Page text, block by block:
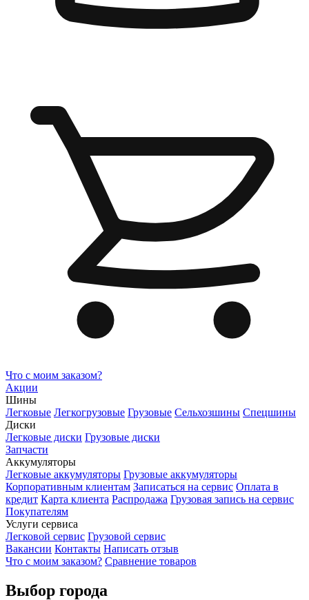
Что с моим заказом?
Акции
Шины
Легковые Легкогрузовые Грузовые Сельхозшины Спецшины
Диски
Легковые диски Грузовые диски
Запчасти
Аккумуляторы
Легковые аккумуляторы Грузовые аккумуляторы
Корпоративным клиентам Записаться на сервис Оплата в
кредит Карта клиента Распродажа Грузовая запись на сервис
Покупателям
Услуги сервиса
Легковой сервис Грузовой сервис
Вакансии Контакты Написать отзыв
Что с моим заказом? Сравнение товаров
Выбор города